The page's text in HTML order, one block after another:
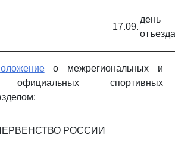
17.09.
день
отъезда
о межрегиональных и
официальных спортивных
РОССИИ